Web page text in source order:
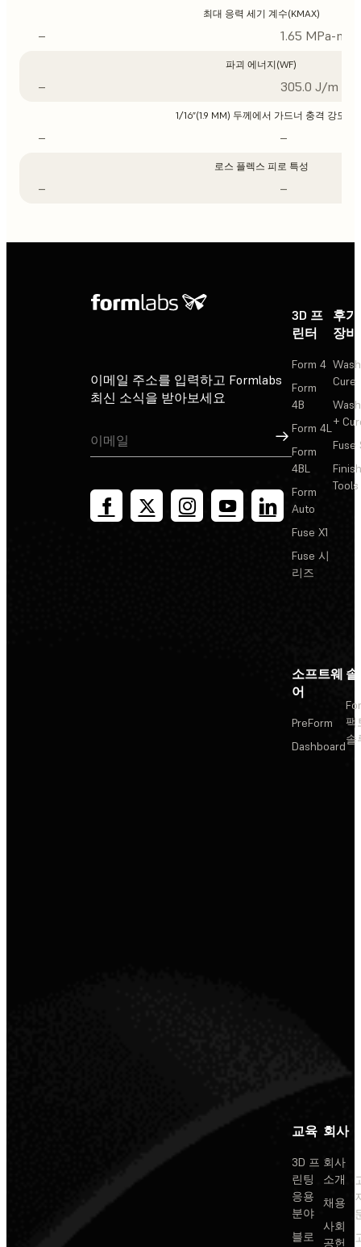
최대 응력 세기 계수(KMAX)
– 1.65 MPa-m1/
파괴 에너지(WF)
– 305.0 J/m
1/16”(1.9 MM) 두께에서 가드너 충격 강도
– –
로스 플렉스 피로 특성
– –
이메일 주소를 입력하고 Formlabs
최신 소식을 받아보세요
가입
3D 프
린터
Form 4
Form
4B
Form 4L
Form
4BL
Form
Auto
Fuse X1
Fuse 시
리즈
후
장비
Cure
+
Fuse
Tools
소프트웨
어
PreForm
Dashboard
팩
솔
교육
3D 프
린팅
응용
분야
블로
회사
회사
소개
채용
사회
공헌